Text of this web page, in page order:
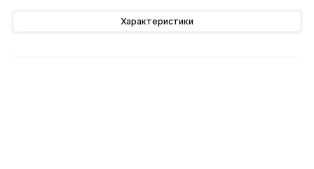
Характеристики